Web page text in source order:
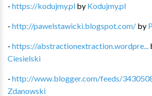
- https://kodujmy.pl by Kodujmy.pl
- http://pawelstawicki.blogspot.com/ by
- https://abstractionextraction.wordpre...
Ciesielski
- http://www.blogger.com/feeds/
Zdanowski